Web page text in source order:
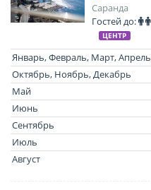
Саранда
Гостей до:
ЦЕНТР
Январь, Февраль, Март, Апрель
Октябрь, Ноябрь, Декабрь
Май
Июнь
Сентябрь
Июль
Август